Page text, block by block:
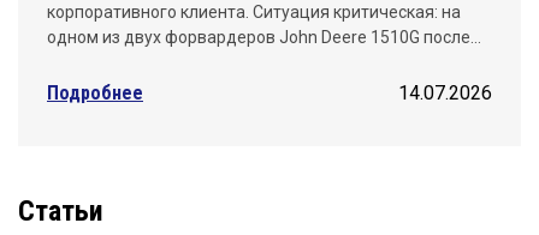
корпоративного клиента. Ситуация критическая: на
одном из двух форвардеров John Deere 1510G после…
Подробнее 14.07.2026
Статьи